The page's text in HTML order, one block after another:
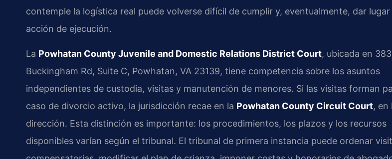
contemple la logística real puede volverse difícil de cumplir y, eventualmente, dar lugar
acción de ejecución.
La Powhatan County Juvenile and Domestic Relations District Court, ubicada en
Buckingham Rd, Suite C, Powhatan, VA 23139, tiene competencia sobre los asuntos
independientes de custodia, visitas y manutención de menores. Si las visitas forman
caso de divorcio activo, la jurisdicción recae en la Powhatan County Circuit Court, en
dirección. Esta distinción es importante: los procedimientos, los plazos y los recursos
disponibles varían según el tribunal. El tribunal de primera instancia puede ordenar